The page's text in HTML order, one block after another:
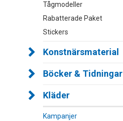
Tågmodeller
Rabatterade Paket
Stickers
Konstnärsmaterial
Böcker & Tidningar
Kläder
Kampanjer